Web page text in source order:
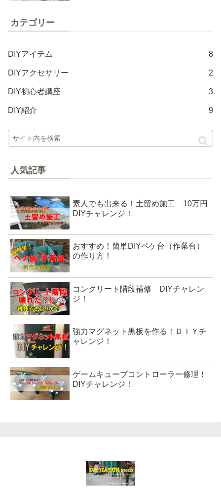
カテゴリー
DIYアイテム 8
DIYアクセサリー 2
DIY初心者講座 3
DIY紹介 9
人気記事
素人でも出来る！土留め施工 10万円
DIYチャレンジ！
おすすめ！簡単DIYペケ台（作業台）
の作り方！
コンクリート階段補修 DIYチャレン
ジ！
強力マグネット黒板を作る！ＤＩＹチ
ャレンジ！
ゲームキューブコントローラー修理！
DIYチャレンジ！